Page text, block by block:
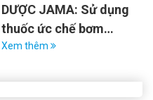
DƯỢC JAMA: Sử dụng
thuốc ức chế bơm
proton có mối liên quan
trên bệnh nhân xơ gan
Xem thêm